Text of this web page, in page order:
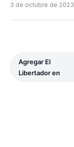
3 de octubre de 2023
Agregar El
Libertador en